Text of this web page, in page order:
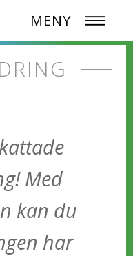
MENY
Med
kan du
har